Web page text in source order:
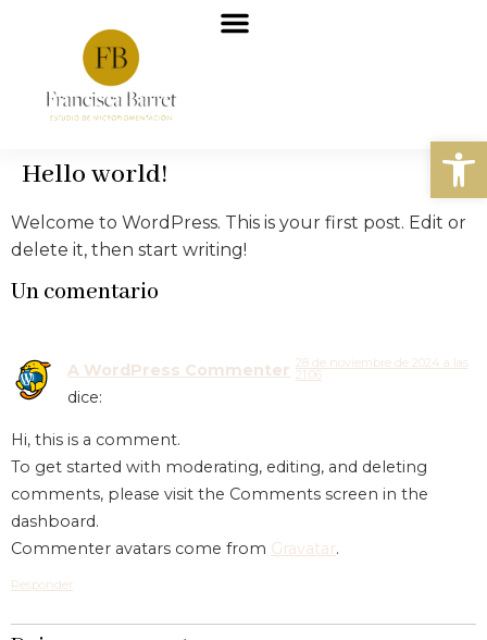
Hello world!
Welcome to WordPress. This is your first post. Edit or
delete it, then start writing!
Un comentario
A WordPress Commenter
dice:
28 de noviembre de 2024 a las
21:06
Hi, this is a comment.
To get started with moderating, editing, and deleting
comments, please visit the Comments screen in the
dashboard.
Commenter avatars come from Gravatar.
Responder